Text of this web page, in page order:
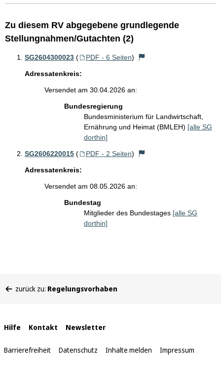
Zu diesem RV abgegebene grundlegende
Stellungnahmen/Gutachten (2)
SG2604300023 ( PDF - 6 Seiten)
Adressatenkreis:
Versendet am 30.04.2026 an:
Bundesregierung
Bundesministerium für Landwirtschaft,
Ernährung und Heimat (BMLEH) [alle SG
dorthin]
SG2606220015 ( PDF - 2 Seiten)
Adressatenkreis:
Versendet am 08.05.2026 an:
Bundestag
Mitglieder des Bundestages [alle SG
dorthin]
befinden
zurück zu: Regelungsvorhaben
Interne
Links
Hilfe Kontakt Newsletter
Barrierefreiheit Datenschutz Inhalte melden Impressum